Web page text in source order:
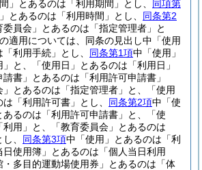
」とあるのは「利用期間」とし、 同項第
とあるのは「利用時間」とし、 同条第2
員会」とあるのは「指定管理者」と
適用については、同条の見出し中「使用
利用手続」とし、 同条第1項中「使用」
と、「使用日」とあるのは「利用日」
書」とあるのは「利用許可申請書」
」とあるのは「指定管理者」と、「使用
「利用許可書」とし、 同条第2項中「使
あるのは「利用許可申請書」と、「使
利用」と、「教育委員会」とあるのは
、 同条第3項中「使用」とあるのは「利
日使用簿」とあるのは「個人当日利用
・多目的運動場使用券」とあるのは「体